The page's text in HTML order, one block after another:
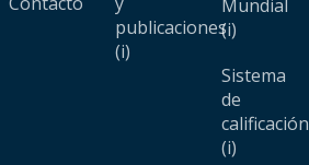
publicaciones
(i)
Mundial
(i)
Sistema
de
calificación
(i)